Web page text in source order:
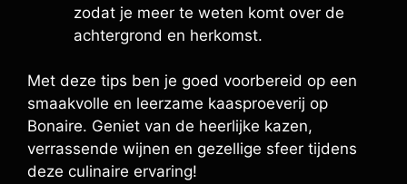
zodat je meer te weten komt over de
achtergrond en herkomst.
Met deze tips ben je goed voorbereid op een
smaakvolle en leerzame kaasproeverij op
Bonaire. Geniet van de heerlijke kazen,
verrassende wijnen en gezellige sfeer tijdens
deze culinaire ervaring!